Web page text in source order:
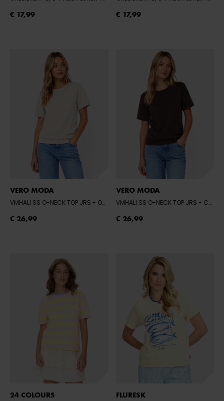
€ 17,99 € 17,99
VERO MODA
VMHALI SS O-NECK TOP JRS - OATMEAL
€ 26,99
VERO MODA
VMHALI SS O-NECK TOP JRS - CHOCOLATE TORTE
€ 26,99
24 COLOURS FLURESK